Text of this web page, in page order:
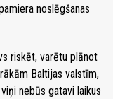
noslēgšanas
riskēt, varētu plānot
Baltijas valstīm,
nebūs gatavi laikus